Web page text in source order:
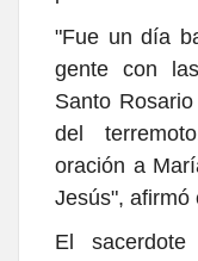
"Fue un día
gente con
Santo
del
oración a
Jesús", afirmó
El